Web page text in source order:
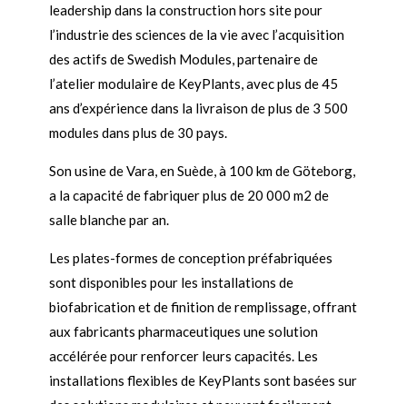
leadership dans la construction hors site pour
l’industrie des sciences de la vie avec l’acquisition
des actifs de Swedish Modules, partenaire de
l’atelier modulaire de KeyPlants, avec plus de 45
ans d’expérience dans la livraison de plus de 3 500
modules dans plus de 30 pays.
Son usine de Vara, en Suède, à 100 km de Göteborg,
a la capacité de fabriquer plus de 20 000 m2 de
salle blanche par an.
Les plates-formes de conception préfabriquées
sont disponibles pour les installations de
biofabrication et de finition de remplissage, offrant
aux fabricants pharmaceutiques une solution
accélérée pour renforcer leurs capacités. Les
installations flexibles de KeyPlants sont basées sur